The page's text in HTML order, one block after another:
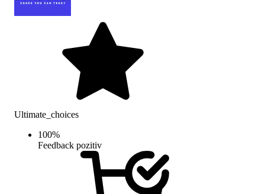
Ultimate_choices
100%
Feedback pozitiv